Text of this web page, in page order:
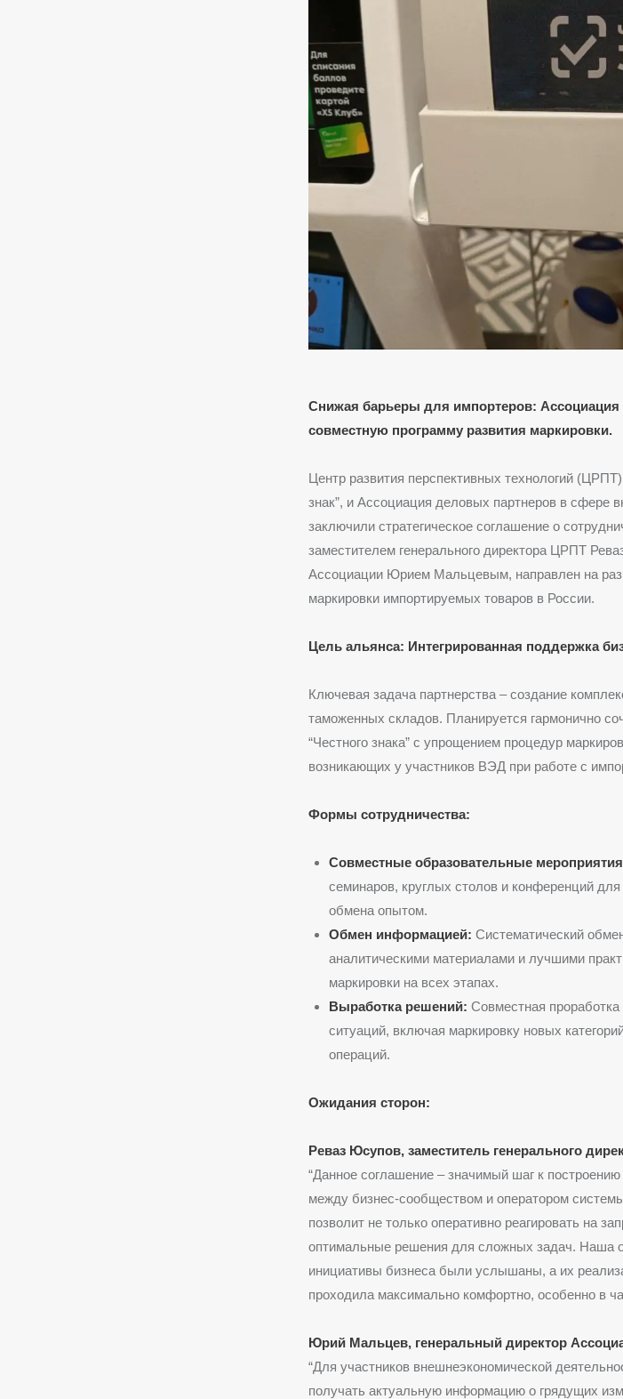
Снижая барьеры для импортеров:
совместную программу развития маркировки.
Центр развития перспективных технологий
знак”, и Ассоциация деловых партнеров в сфере
заключили стратегическое соглашение о
заместителем генерального директора ЦРПТ
Ассоциации Юрием Мальцевым, направлен на
маркировки импортируемых товаров в России.
Цель альянса: Интегрированная поддержка
Ключевая задача партнерства – создание
таможенных складов. Планируется гармонично
“Честного знака” с упрощением процедур
возникающих у участников ВЭД при работе с
Формы сотрудничества:
Совместные образовательные
семинаров, круглых столов и конференций
обмена опытом.
Обмен информацией: Систематический
аналитическими материалами и лучшими
маркировки на всех этапах.
Выработка решений: Совместная
ситуаций, включая маркировку новых
операций.
Ожидания сторон:
Реваз Юсупов, заместитель генерального
“Данное соглашение – значимый шаг к
между бизнес-сообществом и оператором
позволит не только оперативно реагировать на
оптимальные решения для сложных задач. Наша
инициативы бизнеса были услышаны, а их
проходила максимально комфортно, особенно в
Юрий Мальцев, генеральный директор
“Для участников внешнеэкономической
получать актуальную информацию о грядущих